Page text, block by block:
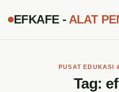
EFKAFE - ALAT
PUSAT EDUKASI
Tag: